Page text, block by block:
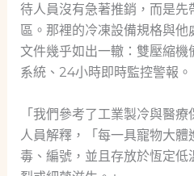
待人員沒有急著推銷，而是先
區。那裡的冷凍設備規格與他
文件幾乎如出一轍：雙壓縮機
系統、24小時即時監控警報。
「我們參考了工業製冷與醫
人員解釋，「每一具寵物大
毒、編號，並且存放於恆定低